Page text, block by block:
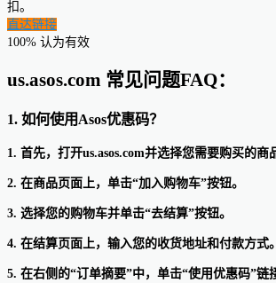
扣。
直达链接
100% 认为有效
us.asos.com 常见问题FAQ：
1. 如何使用Asos优惠码？
1. 首先，打开us.asos.com并选择您需要购买的商
2. 在商品页面上，单击“加入购物车”按钮。
3. 选择您的购物车并单击“去结算”按钮。
4. 在结算页面上，输入您的收货地址和付款方式。
5. 在右侧的“订单摘要”中，单击“使用优惠码”链